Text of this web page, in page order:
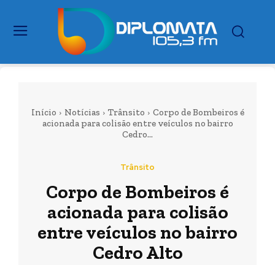
Início Notícias Trânsito
Corpo de Bombeiros é
acionada para colisão entre veículos no bairro
Cedro...
Trânsito
Corpo de Bombeiros é
acionada para colisão
entre veículos no bairro
Cedro Alto